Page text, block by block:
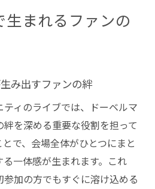
生まれるファンの
み出すファンの絆
ティのライブでは、ドーベルマ
を深める重要な役割を担って
で、会場全体がひとつにまと
一体感が生まれます。これ
加の方でもすぐに溶け込める